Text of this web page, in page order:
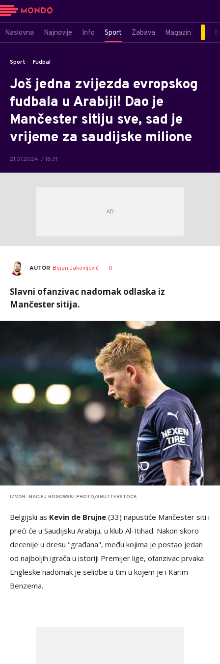
Naslovna Najnovije Info Sport Zabava Magazin
Sport Fudbal
Još jedna zvijezda evropskog
fudbala u Arabiji! Dao je
Mančester sitiju sve, sad je
vrijeme za saudijske milione
21.07.2024. / 18:31
AUTOR Bojan Jakovljević 0
Slavni ofanzivac nadomak odlaska iz
Mančester sitija.
IZVOR: MACIEJ ROGOWSKI PHOTO/SHUTTERSTOCK
Belgijski as Kevin de Brujne (33) napustiće Mančester siti i
preći će u Saudijsku Arabiju, u klub Al-Itihad. Nakon skoro
decenije u dresu "građana", među kojima je postao jedan
od najboljih igrača u istoriji Premijer lige, ofanzivac prvaka
Engleske nadomak je selidbe u tim u kojem je i Karim
Benzema.